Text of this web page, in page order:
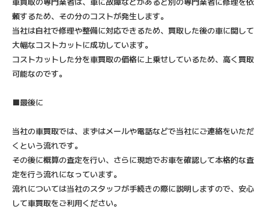
頼するため、その分のコストが発生します。
当社は自社で修理や整備に対応できるため、買取した後の車に関して
大幅なコストカットに成功しています。
コストカットした分を車買取の価格に上乗せしているため、高く買取
可能なのです。
■最後に
当社の車買取では、まずはメールや電話などで当社にご連絡をいただ
くという流れです。
その後に概算の査定を行い、さらに現地でお車を確認して本格的な査
定を行う流れになっています。
流れについては当社のスタッフが手続きの際に説明しますので、安心
して車買取をご利用ください。